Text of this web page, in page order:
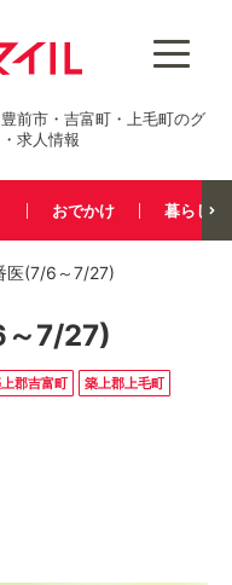
前市・吉富町・上毛町のグ
求人情報
おでかけ 暮らし
医(7/6～7/27)
～7/27)
郡吉富町
築上郡上毛町